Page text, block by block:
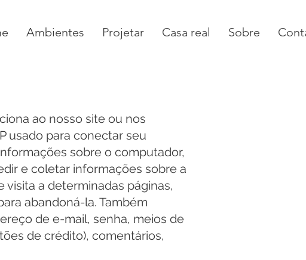
Ambientes Projetar Casa real Sobre
ao nosso site ou nos
usado para conectar seu
sobre o computador,
e coletar informações sobre a
a determinadas páginas,
abandoná-la. Também
de e-mail, senha, meios de
de crédito), comentários,